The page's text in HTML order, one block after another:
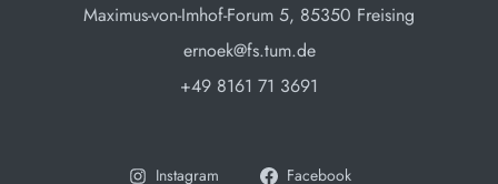
Maximus-von-Imhof-Forum 5, 85350 Freising
ernoek@fs.tum.de
+49 8161 71 3691
Instagram Facebook